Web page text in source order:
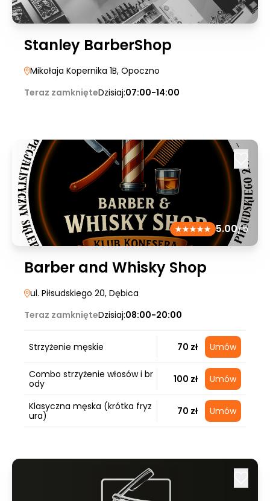
Stanley BarberShop
Mikołaja Kopernika 1B, Opoczno
Teraz zamknięteDzisiaj:07:00-14:00
5.00/5
Barber and Whisky Shop
ul. Piłsudskiego 20, Dębica
Teraz zamknięteDzisiaj:08:00-20:00
Strzyżenie męskie 70 zł Umów
Combo strzyżenie włosów i br
ody
100 zł Umów
Klasyczna męska (krótka fryz
ura)
70 zł Umów